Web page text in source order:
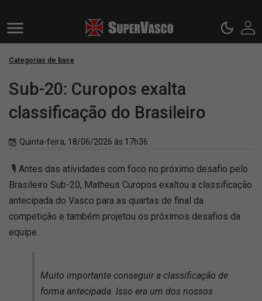
Categorias de base
Sub-20: Curopos exalta
classificação do Brasileiro
Quinta-feira, 18/06/2026 às 17h36
🎙️ Antes das atividades com foco no próximo desafio pelo
Brasileiro Sub-20, Matheus Curopos exaltou a classificação
antecipada do Vasco para as quartas de final da
competição e também projetou os próximos desafios da
equipe.
Muito importante conseguir a classificação de
forma antecipada. Isso era um dos nossos